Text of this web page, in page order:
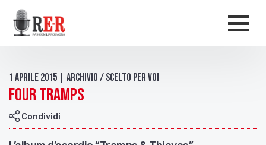
Salta al contenuto principale
1 Aprile 2015 | Archivio / Scelto per voi
Four Tramps
Condividi